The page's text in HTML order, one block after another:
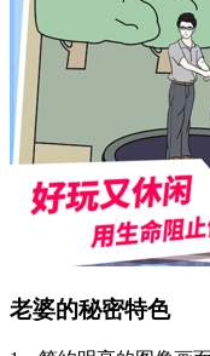
老婆的秘密特色